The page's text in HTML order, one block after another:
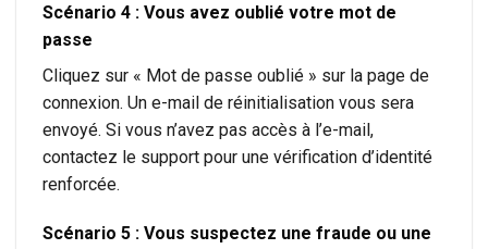
Scénario 4 : Vous avez oublié votre mot de
passe
Cliquez sur « Mot de passe oublié » sur la page de
connexion. Un e-mail de réinitialisation vous sera
envoyé. Si vous n’avez pas accès à l’e-mail,
contactez le support pour une vérification d’identité
renforcée.
Scénario 5 : Vous suspectez une fraude ou une